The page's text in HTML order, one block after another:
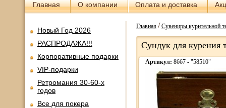
Главная О компании Оплата и доставка
Новый Год 2026
РАСПРОДАЖА!!!
Корпоративные подарки
VIP-подарки
Ретромания 30-60-х
годов
Все для покера
Главная/Сувениры курительной
Сундук для курения
Артикул: 8667 - "58510"